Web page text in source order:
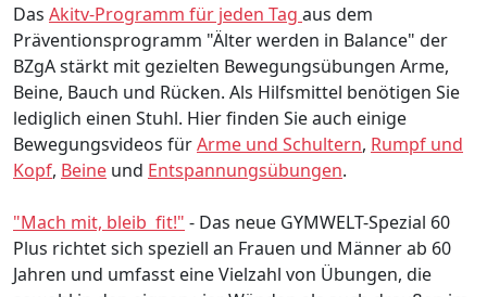
Das Akitv-Programm für jeden Tag aus dem
Präventionsprogramm "Älter werden in Balance" der
BZgA stärkt mit gezielten Bewegungsübungen Arme,
Beine, Bauch und Rücken. Als Hilfsmittel benötigen Sie
lediglich einen Stuhl. Hier finden Sie auch einige
Bewegungsvideos fürArme und Schultern, Rumpf und
Kopf, Beine und Entspannungsübungen.
"Mach mit, bleib fit!" - Das neue GYMWELT-Spezial 60
Plus richtet sich speziell an Frauen und Männer ab 60
Jahren und umfasst eine Vielzahl von Übungen, die